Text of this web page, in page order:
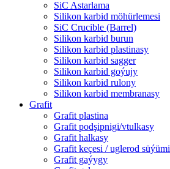
SiC Astarlama
Silikon karbid möhürlemesi
SiC Crucible (Barrel)
Silikon karbid burun
Silikon karbid plastinasy
Silikon karbid sagger
Silikon karbid goýujy
Silikon karbid rulony
Silikon karbid membranasy
Grafit
Grafit plastina
Grafit podşipnigi/vtulkasy
Grafit halkasy
Grafit keçesi / uglerod süýümi
Grafit gaýygy